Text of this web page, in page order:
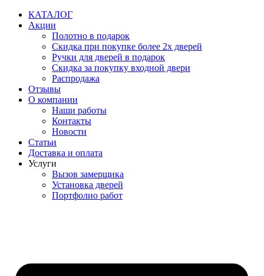
Перейти
содержимому
КАТАЛОГ
Акции
Полотно в подарок
Скидка при покупке более 2х дверей
Ручки для дверей в подарок
Скидка за покупку входной двери
Распродажа
Отзывы
О компании
Наши работы
Контакты
Новости
Статьи
Доставка и оплата
Услуги
Вызов замерщика
Установка дверей
Портфолио работ